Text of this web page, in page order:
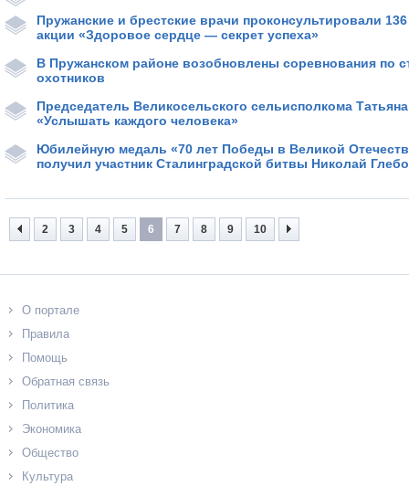
Пружанские и брестские врачи проконсультировали
акции «Здоровое сердце — секрет успеха»
В Пружанском районе возобновлены соревнования по
охотников
Председатель Великосельского сельисполкома
«Услышать каждого человека»
Юбилейную медаль «70 лет Победы в Великой
получил участник Сталинградской битвы Николай
2 3 4 5 6 7 8 9 10
О портале
Правила
Помощь
Обратная связь
Политика
Экономика
Общество
Культура